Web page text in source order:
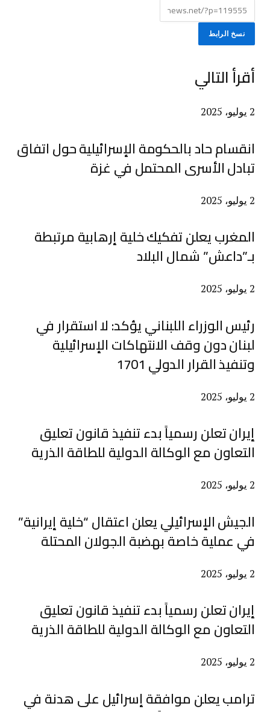
نسخ الرابط
أقرأ التالي
2 يوليو، 2025
انقسام حاد بالحكومة الإسرائيلية حول اتفاق
تبادل الأسرى المحتمل في غزة
2 يوليو، 2025
المغرب يعلن تفكيك خلية إرهابية مرتبطة
بـ”داعش” شمال البلاد
2 يوليو، 2025
رئيس الوزراء اللبناني يؤكد: لا استقرار في
لبنان دون وقف الانتهاكات الإسرائيلية
وتنفيذ القرار الدولي 1701
2 يوليو، 2025
إيران تعلن رسمياً بدء تنفيذ قانون تعليق
التعاون مع الوكالة الدولية للطاقة الذرية
2 يوليو، 2025
الجيش الإسرائيلي يعلن اعتقال “خلية إيرانية”
في عملية خاصة بهضبة الجولان المحتلة
2 يوليو، 2025
إيران تعلن رسمياً بدء تنفيذ قانون تعليق
التعاون مع الوكالة الدولية للطاقة الذرية
2 يوليو، 2025
ترامب يعلن موافقة إسرائيل على هدنة في